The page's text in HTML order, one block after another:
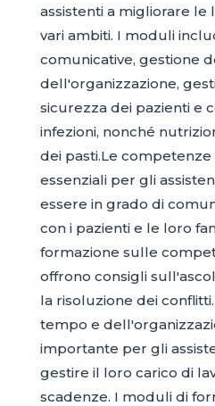
assistenti a migliorare
vari ambiti. I moduli
comunicative, gestione
dell'organizzazione,
sicurezza dei pazienti e
infezioni, nonché
dei pasti.Le
essenziali per gli
essere in grado di
con i pazienti e le loro
formazione sulle
offrono consigli
la risoluzione dei
tempo e
importante per gli
gestire il loro carico di
scadenze. I moduli di